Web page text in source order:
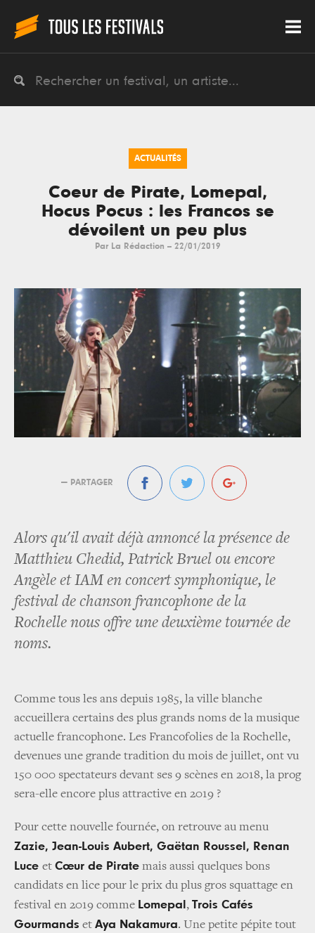
ACTUALITÉS
Coeur de Pirate, Lomepal,
Hocus Pocus : les Francos se
dévoilent un peu plus
Par La Rédaction -- 22/01/2019
— PARTAGER
Alors qu'il avait déjà annoncé la présence de
Matthieu Chedid, Patrick Bruel ou encore
Angèle et IAM en concert symphonique, le
festival de chanson francophone de la
Rochelle nous offre une deuxième tournée de
noms.
Comme tous les ans depuis 1985, la ville blanche
accueillera certains des plus grands noms de la musique
actuelle francophone. Les Francofolies de la Rochelle,
devenues une grande tradition du mois de juillet, ont vu
150 000 spectateurs devant ses 9 scènes en 2018, la prog
sera-elle encore plus attractive en 2019 ?
Pour cette nouvelle fournée, on retrouve au menu
Zazie, Jean-Louis Aubert, Gaëtan Roussel, Renan
Luce et Cœur de Pirate mais aussi quelques bons
candidats en lice pour le prix du plus gros squattage en
festival en 2019 comme Lomepal , Trois Cafés
Gourmands et Aya Nakamura. Une petite pépite tout